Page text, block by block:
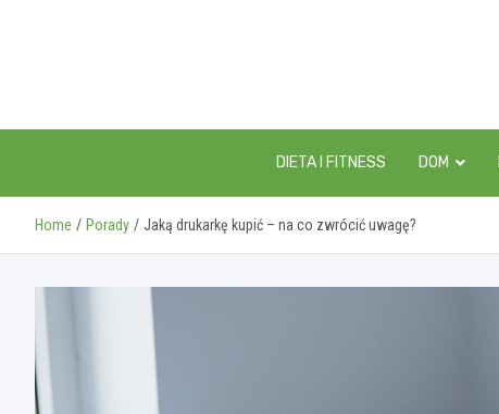
DIETA I FITNESS DOM
Home Porady Jaką drukarkę kupić – na co zwrócić uwagę?